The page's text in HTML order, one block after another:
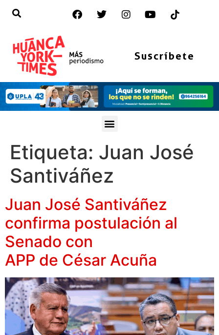
Suscríbete
Etiqueta: Juan José
Santiváñez
Juan José Santiváñez
confirma postulación al
Senado con
APP de César Acuña